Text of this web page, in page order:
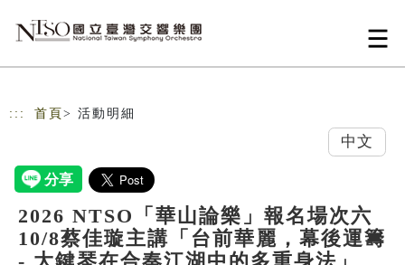
::: 首頁 > 活動明細
中文
2026 NTSO「華山論樂」報名場次六
10/8蔡佳璇主講「台前華麗，幕後運籌